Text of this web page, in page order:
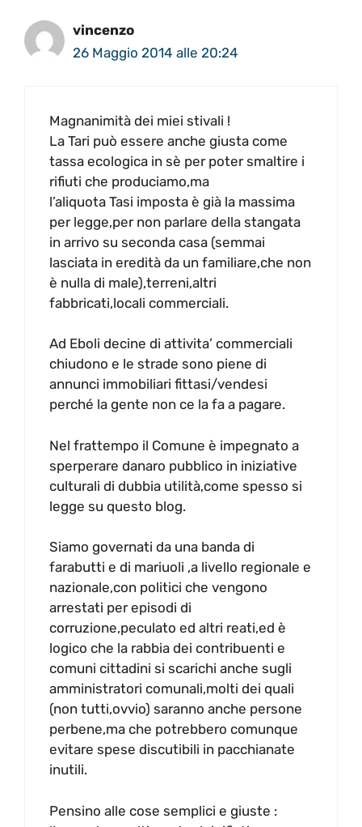
vincenzo
26 Maggio 2014 alle 20:24
Magnanimità dei miei stivali !
La Tari può essere anche giusta come
tassa ecologica in sè per poter smaltire i
rifiuti che produciamo,ma
l’aliquota Tasi imposta è già la massima
per legge,per non parlare della stangata
in arrivo su seconda casa (semmai
lasciata in eredità da un familiare,che non
è nulla di male),terreni,altri
fabbricati,locali commerciali.
Ad Eboli decine di attivita’ commerciali
chiudono e le strade sono piene di
annunci immobiliari fittasi/vendesi
perché la gente non ce la fa a pagare.
Nel frattempo il Comune è impegnato a
sperperare danaro pubblico in iniziative
culturali di dubbia utilità,come spesso si
legge su questo blog.
Siamo governati da una banda di
farabutti e di mariuoli ,a livello regionale e
nazionale,con politici che vengono
arrestati per episodi di
corruzione,peculato ed altri reati,ed è
logico che la rabbia dei contribuenti e
comuni cittadini si scarichi anche sugli
amministratori comunali,molti dei quali
(non tutti,ovvio) saranno anche persone
perbene,ma che potrebbero comunque
evitare spese discutibili in pacchianate
inutili.
Pensino alle cose semplici e giuste :